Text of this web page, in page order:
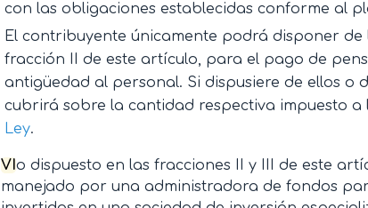
con las obligaciones establecidas conforme al
El contribuyente únicamente podrá disponer de
fracción II de este artículo, para el pago de
antigüedad al personal. Si dispusiere de ellos o
cubrirá sobre la cantidad respectiva impuesto
Ley.
VIo dispuesto en las fracciones II y III de este
manejado por una administradora de fondos